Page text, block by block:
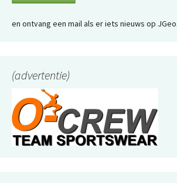
en ontvang een mail als er iets nieuws op
(advertentie)